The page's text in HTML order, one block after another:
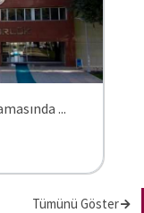
...
Tümünü Göster